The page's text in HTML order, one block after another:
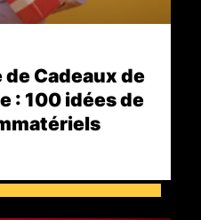
Cadeaux de
: 100 idées de